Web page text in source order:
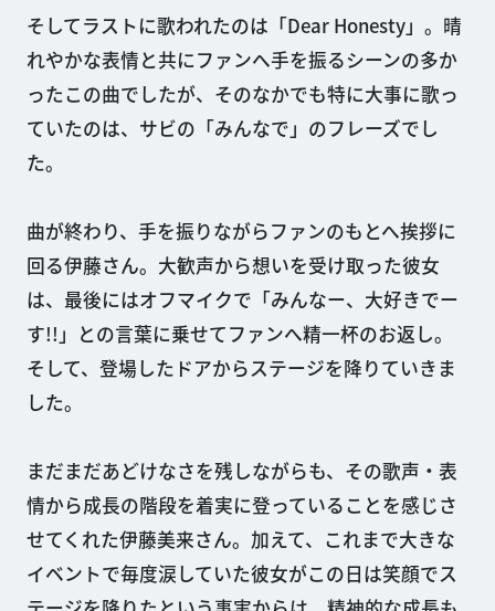
そしてラストに歌われたのは「Dear Honesty」。晴
れやかな表情と共にファンへ手を振るシーンの多か
ったこの曲でしたが、そのなかでも特に大事に歌っ
ていたのは、サビの「みんなで」のフレーズでし
た。
曲が終わり、手を振りながらファンのもとへ挨拶に
回る伊藤さん。大歓声から想いを受け取った彼女
は、最後にはオフマイクで「みんなー、大好きでー
す!!」との言葉に乗せてファンへ精一杯のお返し。
そして、登場したドアからステージを降りていきま
した。
まだまだあどけなさを残しながらも、その歌声・表
情から成長の階段を着実に登っていることを感じさ
せてくれた伊藤美来さん。加えて、これまで大きな
イベントで毎度涙していた彼女がこの日は笑顔でス